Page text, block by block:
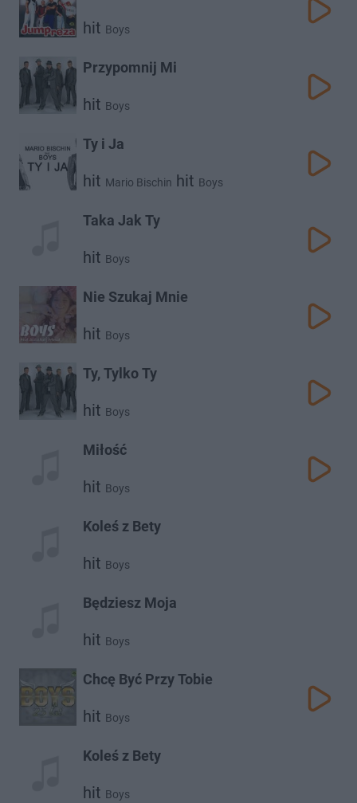
hit Boys
Przypomnij Mi
hit Boys
Ty i Ja
hit Mario Bischin hit Boys
Taka Jak Ty
hit Boys
Nie Szukaj Mnie
hit Boys
Ty, Tylko Ty
hit Boys
Miłość
hit Boys
Koleś z Bety
hit Boys
Będziesz Moja
hit Boys
Chcę Być Przy Tobie
hit Boys
Koleś z Bety
hit Boys